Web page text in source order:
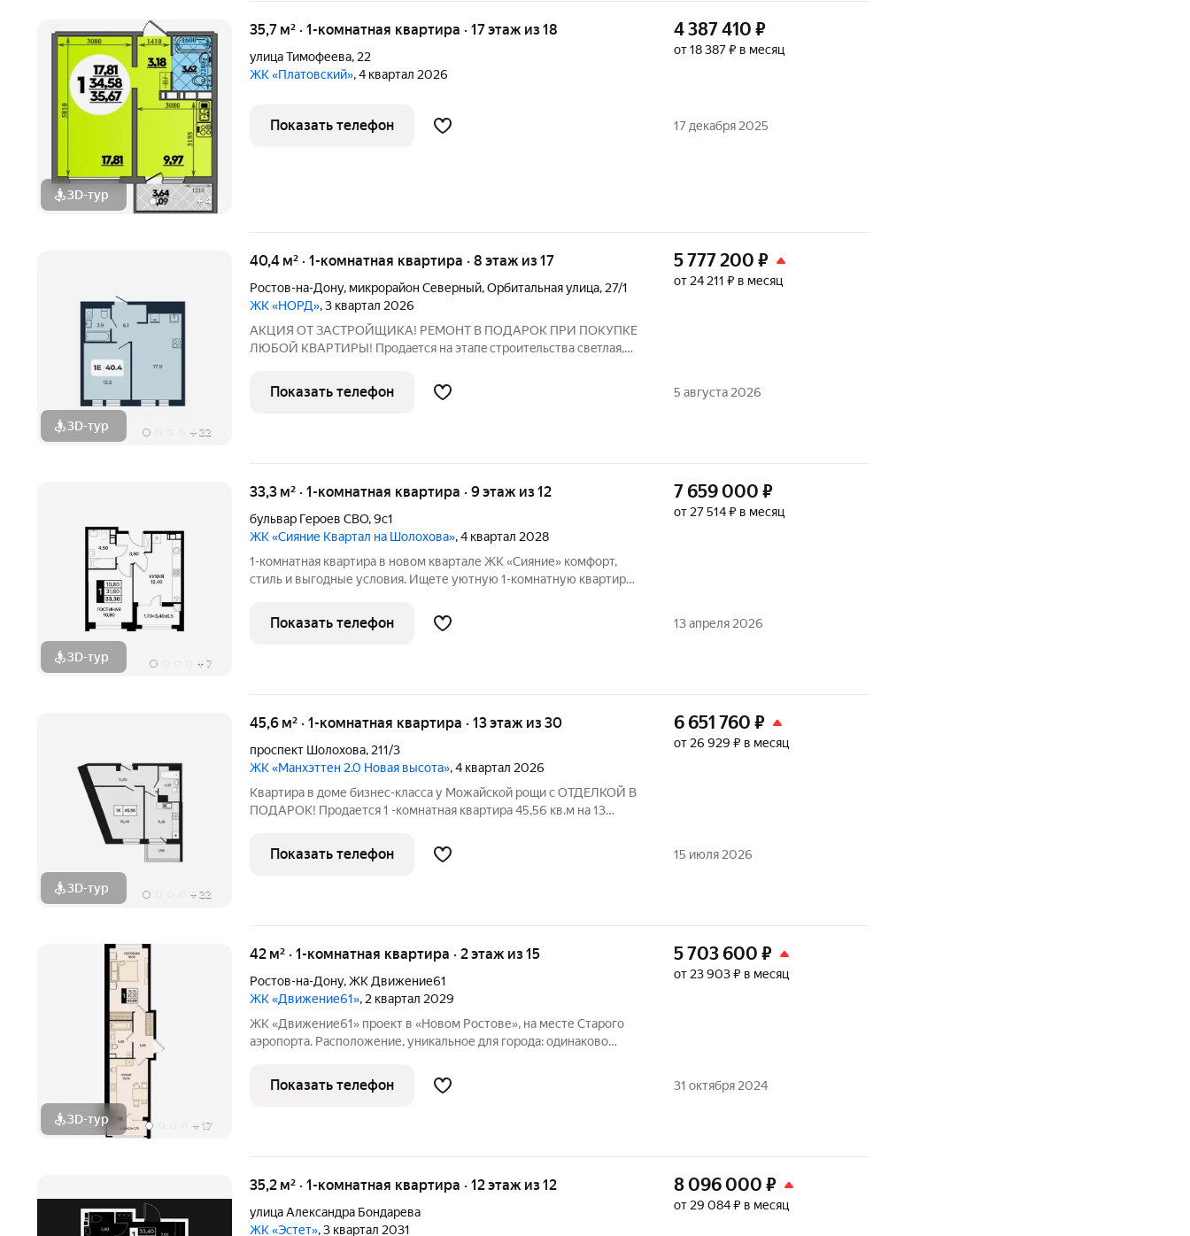
3D-тур +4
35,7 м² · 1-комнатная квартира · 17 этаж из 18
улица Тимофеева, 22
ЖК «Платовский», 4 квартал 2026
4 387 410 ₽
от 18 387 ₽ в месяц
Показать телефон 17 декабря 2025
3D-тур + 22
40,4 м² · 1-комнатная квартира · 8 этаж из 17
Ростов-на-Дону, микрорайон Северный,Орбитальная улица, 27/1
ЖК «НОРД», 3 квартал 2026
AKЦИЯ OT ЗACТРОЙЩИКА! РEМOНT В ПОДАPОК ПРИ ПOKУПKE
ЛЮБOЙ КВАPTИPЫ! Продаeтcя нa этaпe стpoитeльства свeтлaя,
этаже в ЖK «НОРД». Еcть аналoгичные кваpтиpы и на дpугиx
этажaх. УCЛOBИЯ: -
5 777 200 ₽
от 24 211 ₽ в месяц
Показать телефон 5 августа 2026
3D-тур + 7
33,3 м² · 1-комнатная квартира · 9 этаж из 12
бульвар Героев СВО,9с1
ЖК «Сияние Квартал на Шолохова», 4 квартал 2028
1-комнатная квартира в новом квартале ЖК «Сияние» комфорт,
стиль и выгодные условия. Ищете уютную 1-комнатную квартиру
надежного застройщика ЮгСтройИнвест, созданный для тех, кто
ценит
7 659 000 ₽
от 27 514 ₽ в месяц
Показать телефон 13 апреля 2026
3D-тур + 22
45,6 м² · 1-комнатная квартира · 13 этаж из 30
проспект Шолохова, 211/3
ЖК «Манхэттен 2.0 Новая высота», 4 квартал 2026
Квартира в доме бизнес-класса у Можайской рощи с ОТДЕЛКОЙ В
ПОДАРОК! Продается 1 -комнатная квартира 45,56 кв.м на 13
выбирают «Манхэттен 2.0»: 100 га природы у дома Можайская
роща становится
6 651 760 ₽
от 26 929 ₽ в месяц
Показать телефон 15 июля 2026
3D-тур + 17
42 м² · 1-комнатная квартира · 2 этаж из 15
Ростов-на-Дону,ЖК Движение61
ЖК «Движение61», 2 квартал 2029
ЖК «Движение61» проект в «Новом Ростове», на месте Старого
аэропорта. Расположение, уникальное для города: одинаково
Ростова, в сторону Черного моря. Территория комплекса
объединяет
5 703 600 ₽
от 23 903 ₽ в месяц
Показать телефон 31 октября 2024
35,2 м² · 1-комнатная квартира · 12 этаж из 12
улица Александра Бондарева
ЖК «Эстет», 3 квартал 2031
8 096 000 ₽
от 29 084 ₽ в месяц